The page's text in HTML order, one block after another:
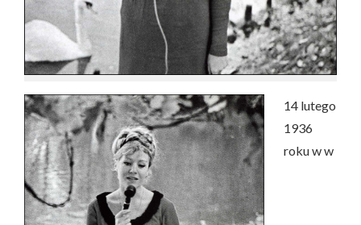
14 lutego
1936
roku w w